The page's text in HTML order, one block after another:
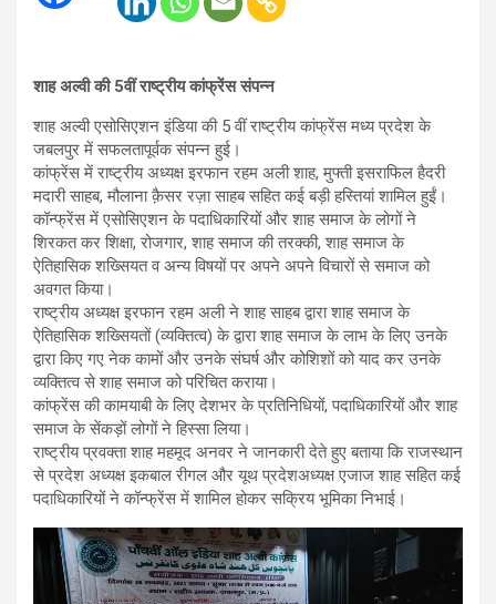
शाह अल्वी की 5वीं राष्ट्रीय कांफ्रेंस संपन्न
शाह अल्वी एसोसिएशन इंडिया की 5 वीं राष्ट्रीय कांफ्रेंस मध्य प्रदेश के
जबलपुर में सफलतापूर्वक संपन्न हुई।
कांफ्रेंस में राष्ट्रीय अध्यक्ष इरफान रहम अली शाह, मुफ्ती इसराफिल हैदरी
मदारी साहब, मौलाना क़ैसर रज़ा साहब सहित कई बड़ी हस्तियां शामिल हुईं।
कॉन्फ्रेंस में एसोसिएशन के पदाधिकारियों और शाह समाज के लोगों ने
शिरकत कर शिक्षा, रोजगार, शाह समाज की तरक्की, शाह समाज के
ऐतिहासिक शख्सियत व अन्य विषयों पर अपने अपने विचारों से समाज को
अवगत किया।
राष्ट्रीय अध्यक्ष इरफान रहम अली ने शाह साहब द्वारा शाह समाज के
ऐतिहासिक शख्सियतों (व्यक्तित्व) के द्वारा शाह समाज के लाभ के लिए उनके
द्वारा किए गए नेक कामों और उनके संघर्ष और कोशिशों को याद कर उनके
व्यक्तित्व से शाह समाज को परिचित कराया।
कांफ्रेंस की कामयाबी के लिए देशभर के प्रतिनिधियों, पदाधिकारियों और शाह
समाज के सेंकड़ों लोगों ने हिस्सा लिया।
राष्ट्रीय प्रवक्ता शाह महमूद अनवर ने जानकारी देते हुए बताया कि राजस्थान
से प्रदेश अध्यक्ष इकबाल रीगल और यूथ प्रदेशअध्यक्ष एजाज शाह सहित कई
पदाधिकारियों ने कॉन्फ्रेंस में शामिल होकर सक्रिय भूमिका निभाई।